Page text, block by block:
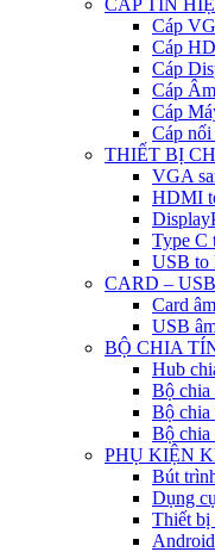
CÁP TÍN
Cáp
Cáp
Cáp
Cáp
Cáp
Cáp
THIẾT BỊ
VGA
HDMI
Type
USB
CARD –
Card
USB
BỘ CHIA
Hub
Bộ
Bộ
Bộ chia
PHỤ KIỆN
Bút
Dụng
Thiết bị